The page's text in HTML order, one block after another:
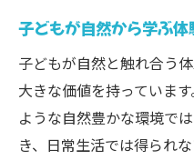
子どもが自然から学ぶ
子どもが自然と触れ合う
大きな価値を持っていま
ような自然豊かな環境で
き、日常生活では得られ